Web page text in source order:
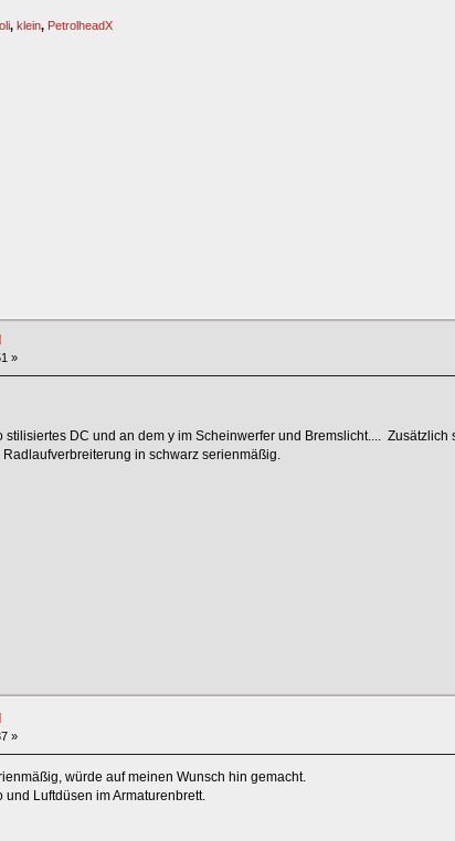
, klein, PetrolheadX
»
DC und an dem y im Scheinwerfer und Bremslicht.... Zusätzlich
in schwarz serienmäßig.
»
würde auf meinen Wunsch hin gemacht.
Luftdüsen im Armaturenbrett.